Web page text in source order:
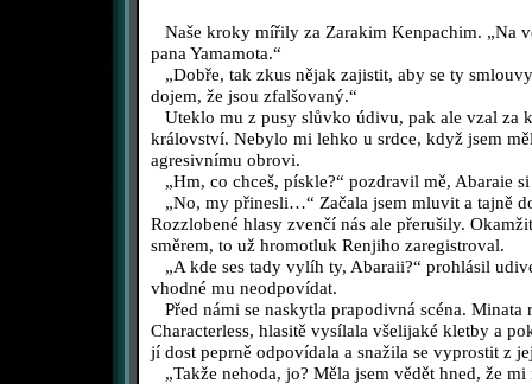
Naše kroky mířily za Zarakim Kenpachim. „Na
pana Yamamota.“
„Dobře, tak zkus nějak zajistit, aby se ty
dojem, že jsou zfalšovaný.“
Uteklo mu z pusy slůvko údivu, pak ale vzal za
království. Nebylo mi lehko u srdce, když jsem
agresivnímu obrovi.
„Hm, co chceš, pískle?“ pozdravil mě, Abaraie
„No, my přinesli…“ Začala jsem mluvit a tajně
Rozzlobené hlasy zvenčí nás ale přerušily.
směrem, to už hromotluk Renjiho zaregistroval.
„A kde ses tady vylíh ty, Abaraii?“ prohlásil
vhodné mu neodpovídat.
Před námi se naskytla prapodivná scéna.
Characterless, hlasitě vysílala všelijaké kletby a
jí dost peprně odpovídala a snažila se vyprostit z
„Takže nehoda, jo? Měla jsem vědět hned, že